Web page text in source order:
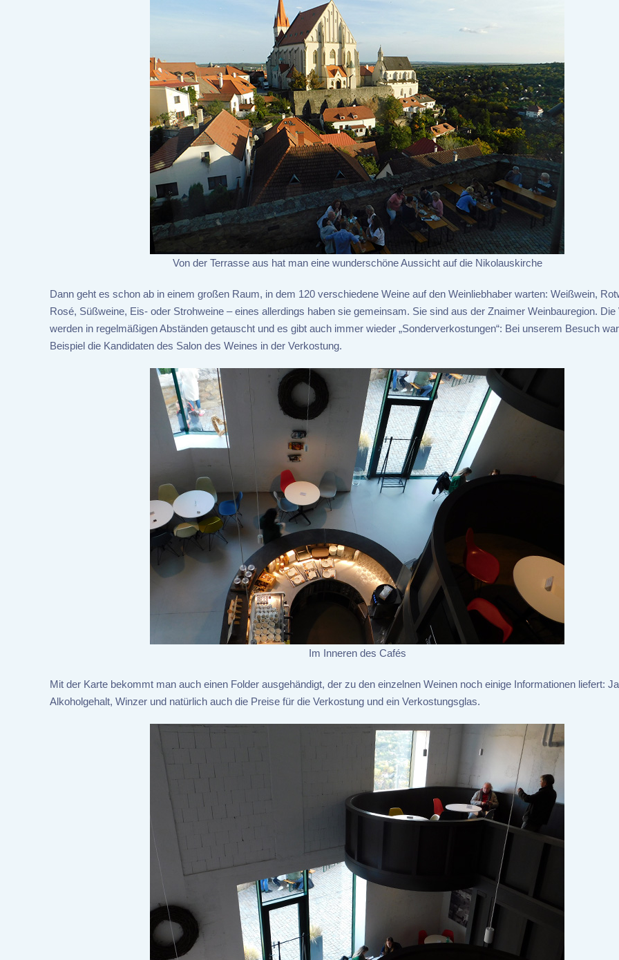
Von der Terrasse aus hat man eine wunderschöne Aussicht auf die Nikolauskirche
Dann geht es schon ab in einem großen Raum, in dem 120 verschiedene Weine auf den Weinliebhaber warten: Weißwein,
Rosé, Süßweine, Eis- oder Strohweine – eines allerdings haben sie gemeinsam. Sie sind aus der Znaimer Weinbauregion. Die
werden in regelmäßigen Abständen getauscht und es gibt auch immer wieder „Sonderverkostungen“: Bei unserem Besuch
Beispiel die Kandidaten des Salon des Weines in der Verkostung.
Im Inneren des Cafés
Mit der Karte bekommt man auch einen Folder ausgehändigt, der zu den einzelnen Weinen noch einige Informationen liefert:
Alkoholgehalt, Winzer und natürlich auch die Preise für die Verkostung und ein Verkostungsglas.